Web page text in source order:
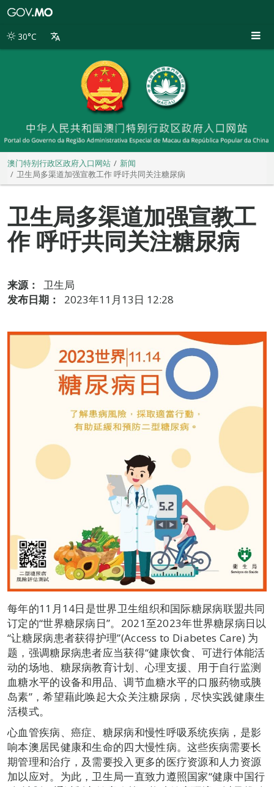
别
30°C
澳门特别行政区政府入口网站
新闻
卫生局多渠道加强宣教工作 呼吁共同关注糖尿病
卫生局多渠道加强宣教工
作 呼吁共同关注糖尿病
来源：
卫生局
发布日期：
2023年11月13日 12:28
每年的11月14日是世界卫生组织和国际糖尿病联盟共同
订定的“世界糖尿病日”。2021至2023年世界糖尿病日以
“让糖尿病患者获得护理”(Access to Diabetes Care) 为
题，强调糖尿病患者应当获得“健康饮食、可进行体能活
动的场地、糖尿病教育计划、心理支援、用于自行监测
血糖水平的设备和用品、调节血糖水平的口服药物或胰
岛素”，希望藉此唤起大众关注糖尿病，尽快实践健康生
活模式。
心血管疾病、癌症、糖尿病和慢性呼吸系统疾病，是影
响本澳居民健康和生命的四大慢性病。这些疾病需要长
期管理和治疗，及需要投入更多的医疗资源和人力资源
加以应对。为此，卫生局一直致力遵照国家“健康中国行